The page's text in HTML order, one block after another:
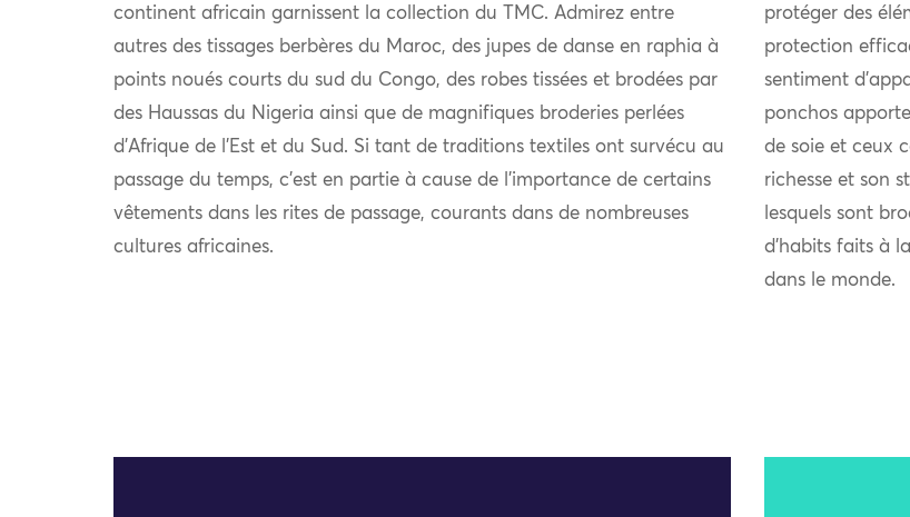
continent africain garnissent la collection du TMC. Admirez entre
autres des tissages berbères du Maroc, des jupes de danse en raphia à
points noués courts du sud du Congo, des robes tissées et brodées par
des Haussas du Nigeria ainsi que de magnifiques broderies perlées
d’Afrique de l’Est et du Sud. Si tant de traditions textiles ont survécu au
passage du temps, c’est en partie à cause de l’importance de certains
vêtements dans les rites de passage, courants dans de nombreuses
cultures africaines.
protéger des
protection
sentiment
ponchos
de soie et ceux
richesse et son
lesquels sont
d’habits faits à
dans le monde.